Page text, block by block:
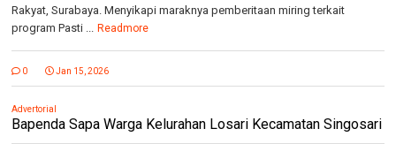
Rakyat, Surabaya. Menyikapi maraknya pemberitaan miring terkait
program Pasti ...
Readmore
0 Jan 15, 2026
Advertorial
Bapenda Sapa Warga Kelurahan Losari Kecamatan Singosari